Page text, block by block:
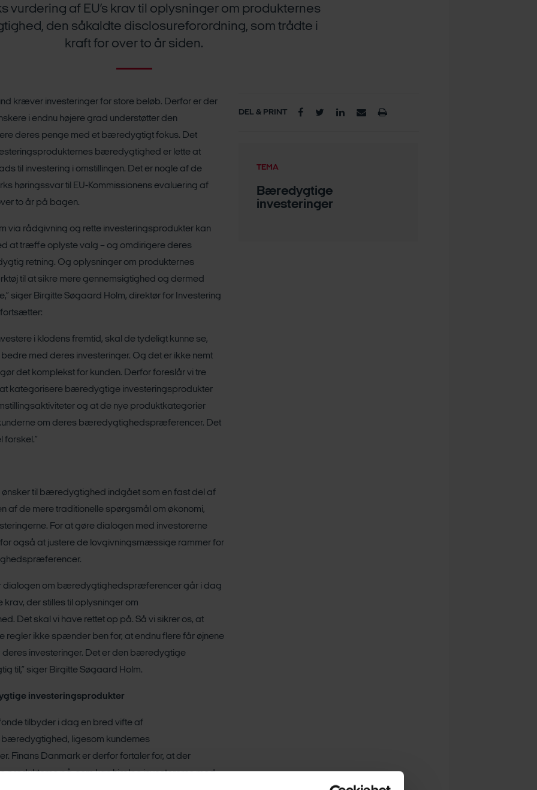
vurdering af EU’s krav til oplysninger om produkternes
den såkaldte disclosureforordning, som trådte i
kraft for over to år siden.
kræver investeringer for store beløb. Derfor er der
i endnu højere grad understøtter den
deres penge med et bæredygtigt fokus. Det
bæredygtighed er lette at
til investering i omstillingen. Det er nogle af de
høringssvar til EU-Kommissionens evaluering af
to år på bagen.
via rådgivning og rette investeringsprodukter kan
at træffe oplyste valg – og omdirigere deres
retning. Og oplysninger om produkternes
til at sikre mere gennemsigtighed og dermed
siger Birgitte Søgaard Holm, direktør for Investering
i klodens fremtid, skal de tydeligt kunne se,
med deres investeringer. Og det er ikke nemt
det komplekst for kunden. Derfor foreslår vi tre
kategorisere bæredygtige investeringsprodukter
og at de nye produktkategorier
om deres bæredygtighedspræferencer. Det
forskel.”
ønsker til bæredygtighed indgået som en fast del af
af de mere traditionelle spørgsmål om økonomi,
For at gøre dialogen med investorerne
også at justere de lovgivningsmæssige rammer for
dialogen om bæredygtighedspræferencer går i dag
der stilles til oplysninger om
Det skal vi have rettet op på. Så vi sikrer os, at
ikke spænder ben for, at endnu flere får øjnene
deres investeringer. Det er den bæredygtige
til,” siger Birgitte Søgaard Holm.
investeringsprodukter
tilbyder i dag en bred vifte af
ligesom kundernes
Finans Danmark er derfor fortaler for, at der
produkterne på, som kan hjælpe investorerne med
DEL & PRINT
TEMA
Bæredygtige
investeringer